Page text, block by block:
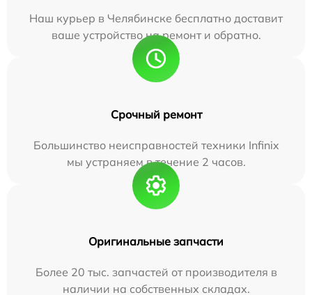
Наш курьер в Челябинске бесплатно доставит
ваше устройство на ремонт и обратно.
Срочный ремонт
Большинство неисправностей техники Infinix
мы устраняем в течение 2 часов.
Оригинальные запчасти
Более 20 тыс. запчастей от производителя в
наличии на собственных складах.